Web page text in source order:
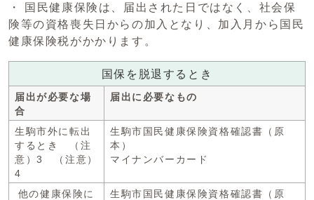
・ 国民健康保険は、届出された日ではなく、社会保
険等の資格喪失日からの加入となり、加入月から国民
健康保険税がかかります。
国保を脱退するとき
届出が必要な場
合
届出に必要なもの
生駒市外に転出
するとき （注
意）3 （注意）
4
生駒市国民健康保険資格確認書（原
本）
マイナンバーカード
他の健康保険に
生駒市国民健康保険資格確認書（原